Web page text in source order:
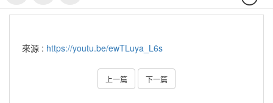
來源 : https://youtu.be/ewTLuya_L6s
上一篇 下一篇